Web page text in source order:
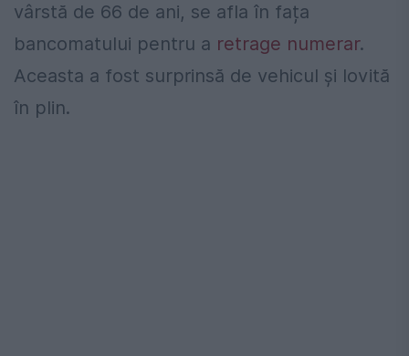
vârstă de 66 de ani, se afla în fața
bancomatului pentru a retrage numerar.
Aceasta a fost surprinsă de vehicul și lovită
în plin.